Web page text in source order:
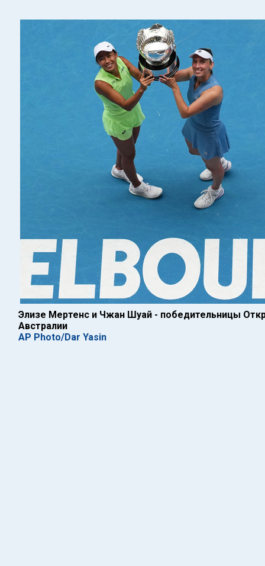
Элизе Мертенс и Чжан Шуай - победительницы
Австралии
AP Photo/Dar Yasin